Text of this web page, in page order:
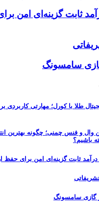
ثابت گزینه‌ای امن
سامسونگ
طلا با کورل؛ مهارتی کاربردی
وال و فنس چمنی؛ چگونه بهترین
باشیم؟
درآمد ثابت گزینه‌ای امن برای
گازی سامسونگ